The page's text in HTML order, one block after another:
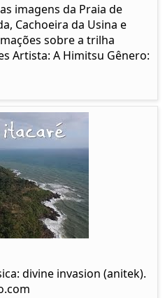
imagens da Praia de
Cachoeira da Usina e
sobre a trilha
Artista: A Himitsu Gênero:
divine invasion (anitek).